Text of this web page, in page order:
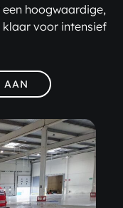
hoogwaardige,
voor intensief
AAN